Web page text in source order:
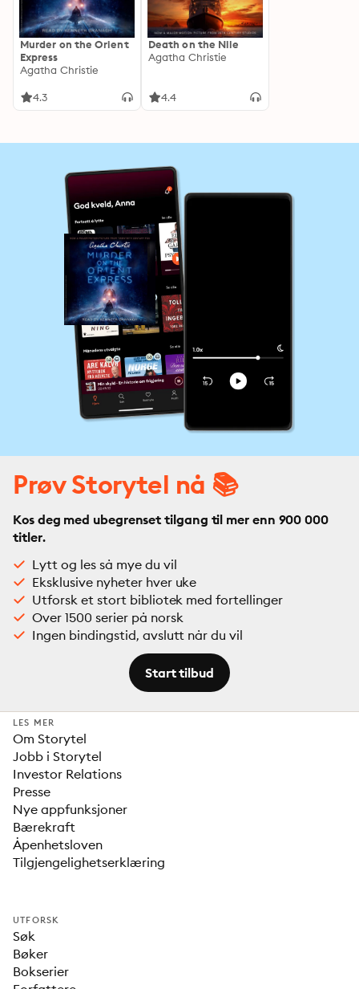
Murder on the Orient
Express
Agatha Christie
4.3
Death on the Nile
Agatha Christie
4.4
Prøv Storytel nå 📚
Kos deg med ubegrenset tilgang til mer enn 900 000
titler.
Lytt og les så mye du vil
Eksklusive nyheter hver uke
Utforsk et stort bibliotek med fortellinger
Over 1500 serier på norsk
Ingen bindingstid, avslutt når du vil
Start tilbud
LES MER
Om Storytel
Jobb i Storytel
Investor Relations
Presse
Nye appfunksjoner
Bærekraft
Åpenhetsloven
Tilgjengelighetserklæring
UTFORSK
Søk
Bøker
Bokserier